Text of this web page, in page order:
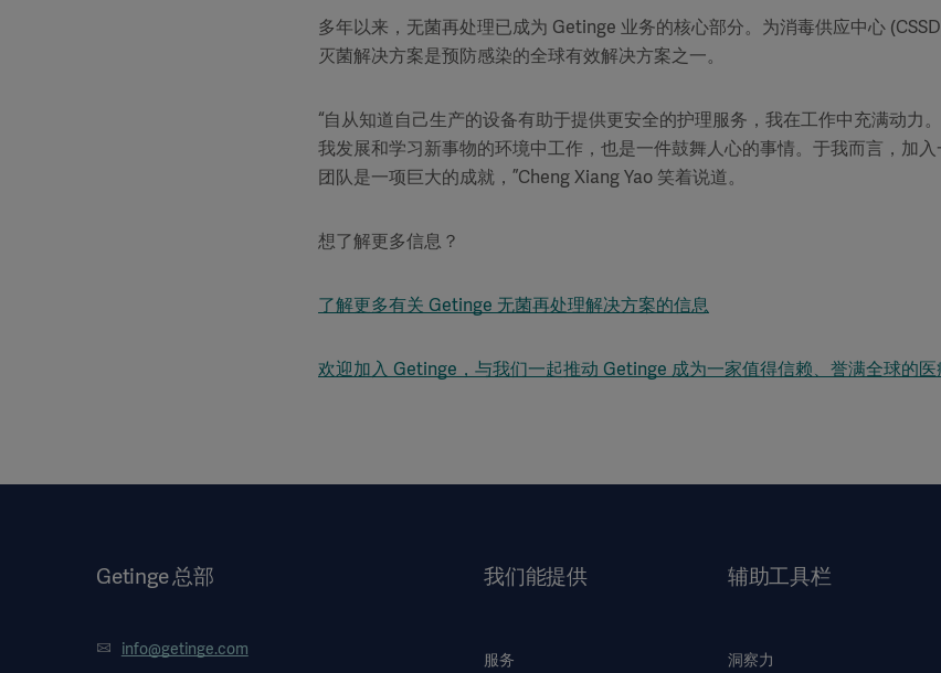
多年以来，无菌再处理已成为 Getinge 业务的核心部分。为消毒供应中心
灭菌解决方案是预防感染的全球有效解决方案之一。
“自从知道自己生产的设备有助于提供更安全的护理服务，我在工作中充满动力
我发展和学习新事物的环境中工作，也是一件鼓舞人心的事情。于我而言，加
团队是一项巨大的成就，”Cheng Xiang Yao 笑着说道。
想了解更多信息？
了解更多有关 Getinge 无菌再处理解决方案的信息
欢迎加入 Getinge，与我们一起推动 Getinge 成为一家值得信赖、誉满全球的医
Getinge 总部
info@getinge.com
我们能提供
服务
辅助工具栏
洞察力